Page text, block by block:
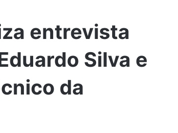
entrevista
Silva e
da